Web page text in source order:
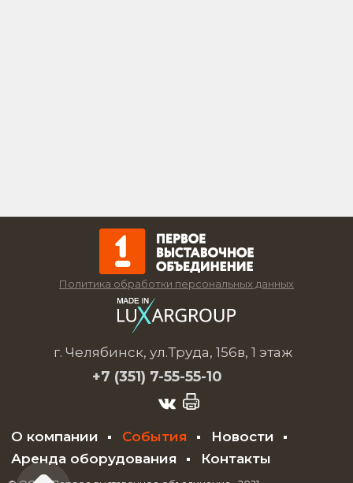
Политика обработки персональных данных
г. Челябинск, ул.Труда, 156в, 1 этаж
+7 (351) 7-55-55-10
О компании События
Новости
Аренда оборудования
Контакты